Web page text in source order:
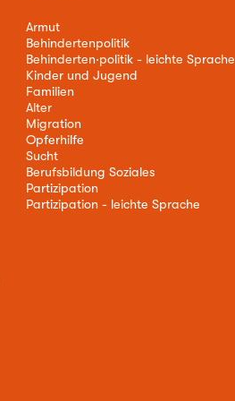
Armut
Behindertenpolitik
Behinderten·politik - leichte Sprache
Kinder und Jugend
Familien
Alter
Migration
Opferhilfe
Sucht
Berufsbildung Soziales
Partizipation
Partizipation - leichte Sprache